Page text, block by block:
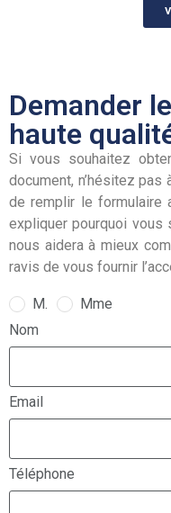
Demander
haute
Si vous souhaitez
document, n’hésitez
de remplir le formulaire
expliquer pourquoi vous
nous aidera à mieux
ravis de vous fournir
M.
Mme
Nom
Email
Téléphone